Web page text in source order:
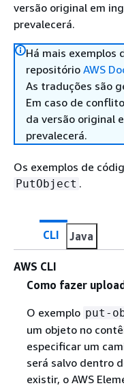
versão original em
prevalecerá.
Há mais exemplos
repositório AWS
As traduções são
Em caso de
da versão original
prevalecerá.
Os exemplos de
PutObject .
CLI Java
AWS CLI
Como fazer
O exemplo put-
um objeto no
especificar um
será salvo dentro
existir, o AWS